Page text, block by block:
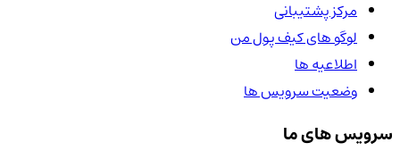
مرکز پشتیبانی
لوگو های کیف پول من
اطلاعیه ها
وضعیت سرویس ها
سرویس های ما